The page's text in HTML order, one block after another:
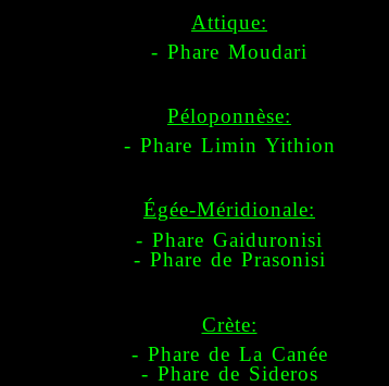
Attique:
- Phare Moudari
Péloponnèse:
- Phare Limin Yithion
Égée-Méridionale:
- Phare Gaiduronisi
- Phare de Prasonisi
Crète:
- Phare de La Canée
- Phare de Sideros